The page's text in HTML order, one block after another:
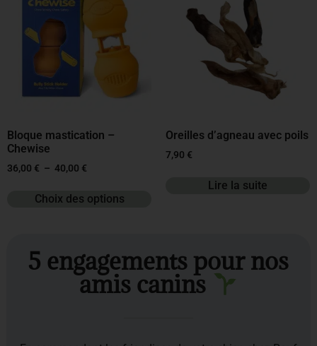
Bloque mastication –
Chewise
36,00 € – 40,00 €
Choix des options
Oreilles d’agneau avec poils
7,90 €
Lire la suite
5 engagements pour nos
amis canins